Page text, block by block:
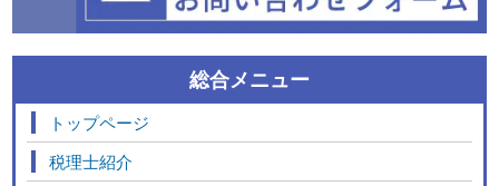
総合メニュー
トップページ
税理士紹介